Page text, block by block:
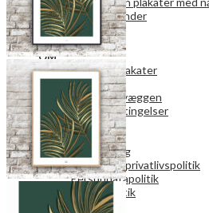
Familiekalender
PLAKATVÆGGE
RAMMER
OM
FAQ fotoplakater
Gavekort
Om Plakatvæggen
Handelsbetingelser
Levering
Betaling
Returnering
Kunde- og privatlivspolitik
Persondatapolitik
Cookiepolitik
Kontakt os